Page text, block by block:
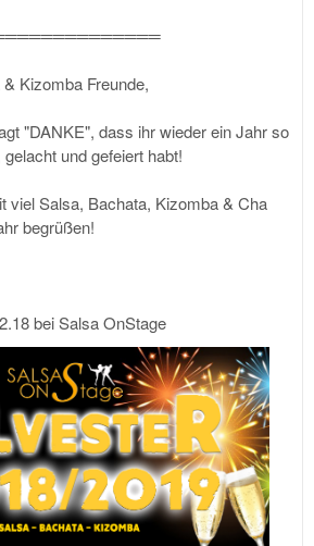
Kizomba Freunde,
"DANKE", dass ihr wieder ein Jahr so
und gefeiert habt!
viel Salsa, Bachata, Kizomba & Cha
begrüßen!
bei Salsa OnStage